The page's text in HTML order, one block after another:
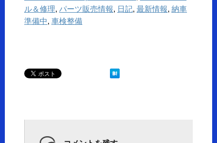
ル＆修理, パーツ販売情報, 日記, 最新情報, 納車
準備中, 車検整備